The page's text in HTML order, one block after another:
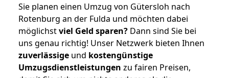
Sie planen einen Umzug von Gütersloh nach
Rotenburg an der Fulda und möchten dabei
möglichstviel Geld sparen? Dann sind Sie bei
uns genau richtig! Unser Netzwerk bieten Ihnen
zuverlässige und kostengünstige
Umzugsdienstleistungen zu fairen Preisen,